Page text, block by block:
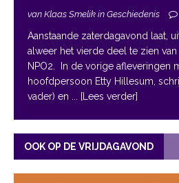
van Klaas Smelik in Geschiedenis
Aanstaande zaterdagavond laat,
alweer het vierde deel te zien van
NPO2. In de vorige afleveringen
hoofdpersoon Etty Hillesum,
vader) en
... [Lees verder]
OOK OP DE VRIJDAGAVOND